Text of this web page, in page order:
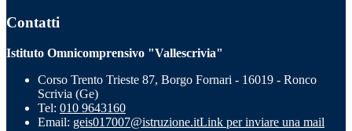
Contatti
Istituto Omnicomprensivo "Vallescrivia"
Corso Trento Trieste 87, Borgo Fornari - 16019 - Ronco
Scrivia (Ge)
Tel: 010 9643160
Email: geis017007@istruzione.itLink per inviare una mail